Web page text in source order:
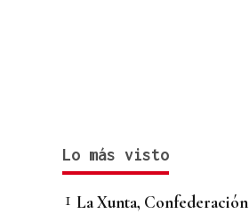
Lo más visto
La Xunta, Confederación